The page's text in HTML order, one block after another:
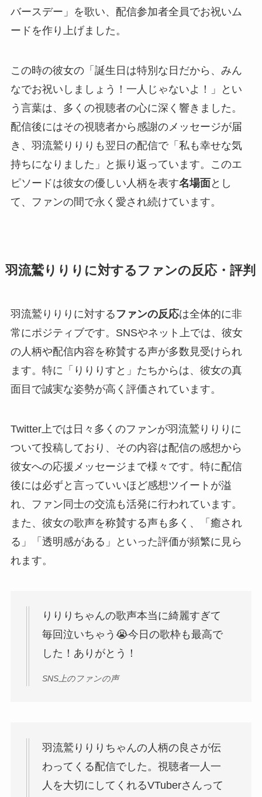
バースデー」を歌い、配信参加者全員でお祝いム
ードを作り上げました。
この時の彼女の「誕生日は特別な日だから、みん
なでお祝いしましょう！一人じゃないよ！」とい
う言葉は、多くの視聴者の心に深く響きました。
配信後にはその視聴者から感謝のメッセージが届
き、羽流鷲りりりも翌日の配信で「私も幸せな気
持ちになりました」と振り返っています。このエ
ピソードは彼女の優しい人柄を表す名場面とし
て、ファンの間で永く愛され続けています。
羽流鷲りりりに対するファンの反応・評判
羽流鷲りりりに対する ファンの反応は全体的に非
常にポジティブです。SNSやネット上では、彼女
の人柄や配信内容を称賛する声が多数見受けられ
ます。特に「りりりすと」たちからは、彼女の真
面目で誠実な姿勢が高く評価されています。
Twitter上では日々多くのファンが羽流鷲りりりに
ついて投稿しており、その内容は配信の感想から
彼女への応援メッセージまで様々です。特に配信
後には必ずと言っていいほど感想ツイートが溢
れ、ファン同士の交流も活発に行われています。
また、彼女の歌声を称賛する声も多く、「癒され
る」「透明感がある」といった評価が頻繁に見ら
れます。
りりりちゃんの歌声本当に綺麗すぎて
毎回泣いちゃう😭今日の歌枠も最高で
した！ありがとう！
SNS上のファンの声
羽流鷲りりりちゃんの人柄の良さが伝
わってくる配信でした。視聴者一人一
人を大切にしてくれるVTuberさんって